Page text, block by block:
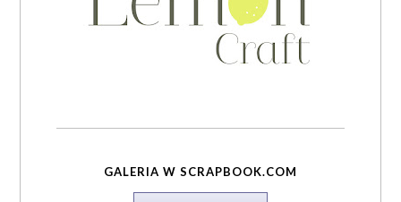
GALERIA W SCRAPBOOK.COM